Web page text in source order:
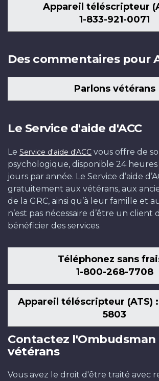
Appareil téléscripteur
1-833-921-0071
Des commentaires pour
Parlons vétérans
Le Service d'aide d'ACC
Le Service d'aide d'ACC vous offre de
psychologique, disponible 24 heures
jours par année. Le Service d’aide
gratuitement aux vétérans, aux
de la GRC, ainsi qu’à leur famille et
n’est pas nécessaire d’être un client
bénéficier des services.
Téléphonez sans
1-800-268-7708
Appareil téléscripteur (ATS) :
5803
Contactez l'Ombudsman
vétérans
Vous avez le droit d'être traité avec